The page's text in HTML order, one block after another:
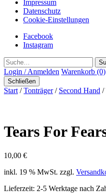
Impressum
Datenschutz
Cookie-Einstellungen
Facebook
Instagram
Suche
Login / Anmelden Warenkorb (0)
Schließen
Start /Tonträger/ Second Hand /
Tears For
10,00 €
inkl. 19 % MwSt. zzgl.
Lieferzeit: 2-5 Werktage nach